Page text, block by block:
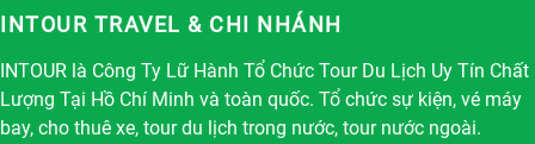
INTOUR TRAVEL & CHI NHÁNH
INTOUR là Công Ty Lữ Hành Tổ Chức Tour Du Lịch Uy Tín Chất
Lượng Tại Hồ Chí Minh và toàn quốc. Tổ chức sự kiện, vé máy
bay, cho thuê xe, tour du lịch trong nước, tour nước ngoài.